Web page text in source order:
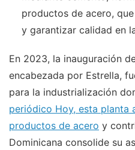
productos de acero,
y garantizar calidad en
En 2023, la inauguración
encabezada por Estrella,
para la industrialización
periódico Hoy, esta planta
productos de acero y
Dominicana consolide su